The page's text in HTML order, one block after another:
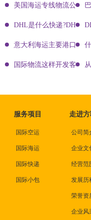
美国海运专线物流公司有
DHL是什么快递?DHL国
意大利海运主要港口有
国际物流这样开发客户
服务项目
国际空运
国际海运
国际快递
国际小包
走进
公司简
企业文
经营范
发展历
荣誉资
企业风